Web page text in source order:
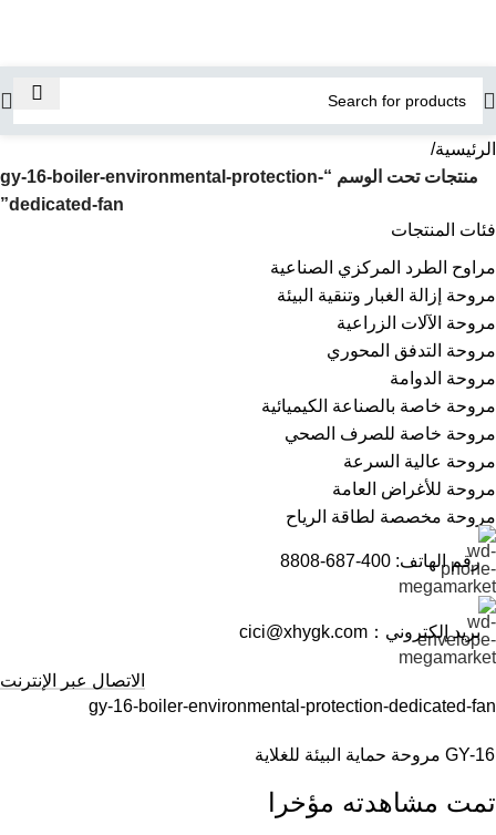
الرئيسية
منتجات تحت الوسم “gy-16-boiler-environmental-protection-
dedicated-fan”
فئات المنتجات
مراوح الطرد المركزي الصناعية
مروحة إزالة الغبار وتنقية البيئة
مروحة الآلات الزراعية
مروحة التدفق المحوري
مروحة الدوامة
مروحة خاصة بالصناعة الكيميائية
مروحة خاصة للصرف الصحي
مروحة عالية السرعة
مروحة للأغراض العامة
مروحة مخصصة لطاقة الرياح
رقم الهاتف: 400-687-8808
بريد إلكتروني：cici@xhygk.com
الاتصال عبر الإنترنت
gy-16-boiler-environmental-protection-dedicated-fan
GY-16 مروحة حماية البيئة للغلاية
تمت مشاهدته مؤخرا